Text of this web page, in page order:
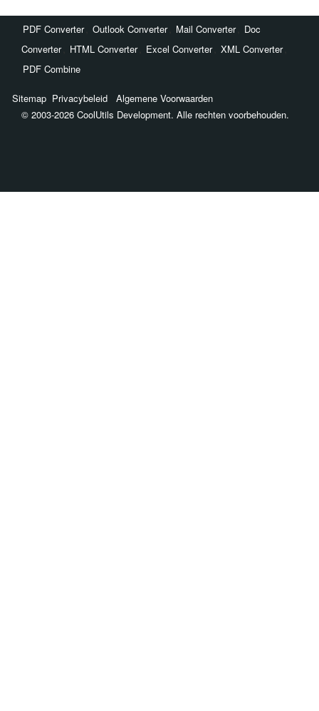
PDF Converter Outlook Converter Mail Converter
Doc
Converter
HTML Converter Excel Converter XML Converter
PDF Combine
Sitemap Privacybeleid
Algemene Voorwaarden
© 2003-2026 CoolUtils Development. Alle rechten voorbehouden.